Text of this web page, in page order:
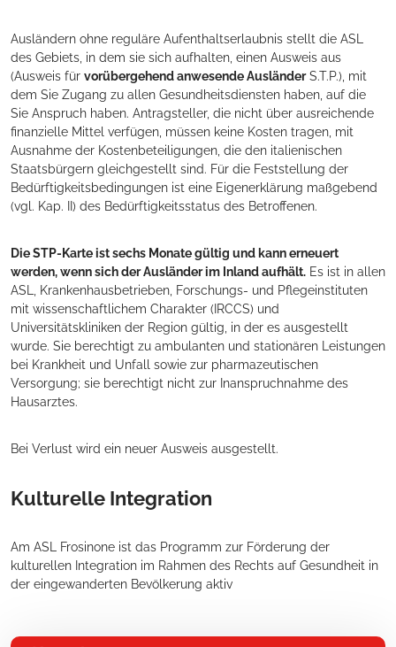
Ausländern ohne reguläre Aufenthaltserlaubnis stellt die ASL
des Gebiets, in dem sie sich aufhalten, einen Ausweis aus
(Ausweis für vorübergehend anwesende AusländerS.T.P.), mit
dem Sie Zugang zu allen Gesundheitsdiensten haben, auf die
Sie Anspruch haben. Antragsteller, die nicht über ausreichende
finanzielle Mittel verfügen, müssen keine Kosten tragen, mit
Ausnahme der Kostenbeteiligungen, die den italienischen
Staatsbürgern gleichgestellt sind. Für die Feststellung der
Bedürftigkeitsbedingungen ist eine Eigenerklärung maßgebend
(vgl. Kap. II) des Bedürftigkeitsstatus des Betroffenen.
Die STP-Karte ist sechs Monate gültig und kann erneuert
werden, wenn sich der Ausländer im Inland aufhält. Es ist in allen
ASL, Krankenhausbetrieben, Forschungs- und Pflegeinstituten
mit wissenschaftlichem Charakter (IRCCS) und
Universitätskliniken der Region gültig, in der es ausgestellt
wurde. Sie berechtigt zu ambulanten und stationären Leistungen
bei Krankheit und Unfall sowie zur pharmazeutischen
Versorgung; sie berechtigt nicht zur Inanspruchnahme des
Hausarztes.
Bei Verlust wird ein neuer Ausweis ausgestellt.
Kulturelle Integration
Am ASL Frosinone ist das Programm zur Förderung der
kulturellen Integration im Rahmen des Rechts auf Gesundheit in
der eingewanderten Bevölkerung aktiv